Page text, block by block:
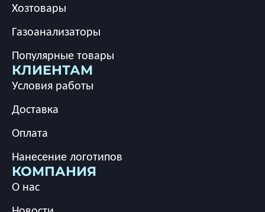
Хозтовары
Газоанализаторы
Популярные товары
КЛИЕНТАМ
Условия работы
Доставка
Оплата
Нанесение логотипов
КОМПАНИЯ
О нас